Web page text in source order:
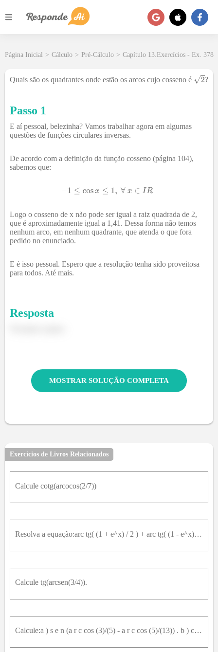
Página Inicial > Cálculo > Pré-Cálculo > Capítulo 13.Exercícios - Ex. 378
Quais são os quadrantes onde estão os arcos cujo cosseno é ?
Passo 1
E aí pessoal, belezinha? Vamos trabalhar agora em algumas
questões de funções circulares inversas.
De acordo com a definição da função cosseno (página 104),
sabemos que:
Logo o cosseno de x não pode ser igual a raiz quadrada de 2,
que é aproximadamente igual a 1,41. Dessa forma não temos
nenhum arco, em nenhum quadrante, que atenda o que fora
pedido no enunciado.
E é isso pessoal. Espero que a resolução tenha sido proveitosa
para todos. Até mais.
Resposta
MOSTRAR SOLUÇÃO COMPLETA
Exercícios de Livros Relacionados
Calcule cotg(arcocos(2/7))
Resolva a equação:arc tg( (1 + e^x) / 2 ) + arc tg( (1 - e^x) / 2 ) = pi / 4
Calcule tg(arcsen(3/4)).
Calcule:a ) s e n (a r c cos (3)/(5) - a r c cos (5)/(13)) . b ) cos (a r c s e n (7)/(25) - a r c cos (12)/(13)) . c ) tg (2 a r c cos (- (3)/(5))) . d ) cos ((1)/(2) a r c cos (7)/(25)) .